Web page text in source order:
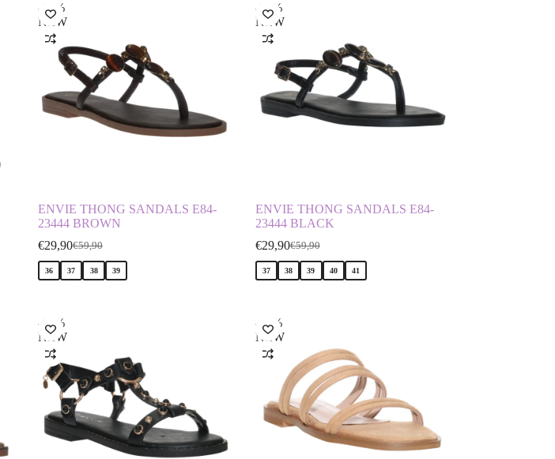
-50%
NEW
ENVIE THONG SANDALS E84-
23444 BROWN
€59,90
€29,90
36 37 38 39
-50%
NEW
ENVIE THONG SANDALS E84-
23444 BLACK
€59,90
€29,90
37 38 39 40 41
-50%
NEW
-17%
NEW